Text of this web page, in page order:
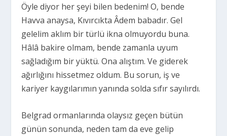
Öyle diyor her şeyi bilen bedenim! O, bende
Havva anaysa, Kıvırcıkta Âdem babadır. Gel
gelelim aklım bir türlü ikna olmuyordu buna.
Hâlâ bakire olmam, bende zamanla uyum
sağladığım bir yüktü. Ona alıştım. Ve giderek
ağırlığını hissetmez oldum. Bu sorun, iş ve
kariyer kaygılarımın yanında solda sıfır sayılırdı.
Belgrad ormanlarında olaysız geçen bütün
günün sonunda, neden tam da eve gelip